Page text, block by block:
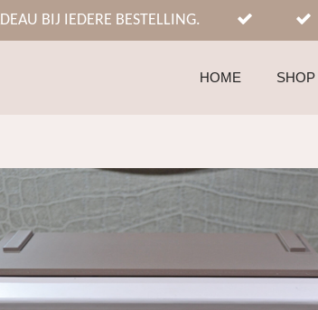
BIJ IEDERE BESTELLING.
HOME SHOP